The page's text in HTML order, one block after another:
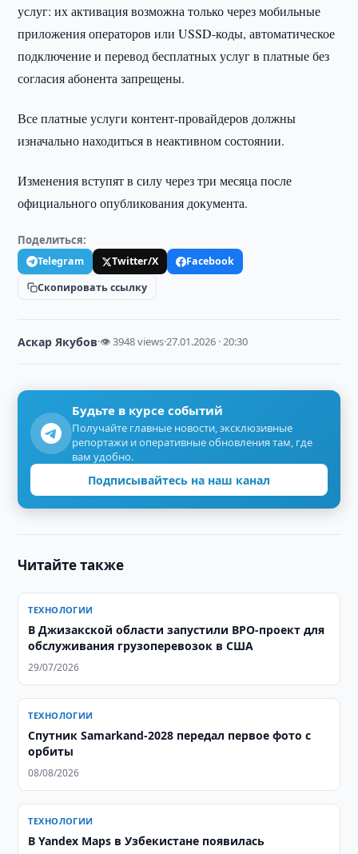
услуг: их активация возможна только через мобильные
приложения операторов или USSD-коды, автоматическое
подключение и перевод бесплатных услуг в платные без
согласия абонента запрещены.
Все платные услуги контент-провайдеров должны
изначально находиться в неактивном состоянии.
Изменения вступят в силу через три месяца после
официального опубликования документа.
Поделиться:
Telegram Twitter/X
Facebook
Скопировать ссылку
Аскар Якубов·👁 3948 views·27.01.2026 · 20:30
Будьте в курсе событий
Получайте главные новости, эксклюзивные
репортажи и оперативные обновления там, где
вам удобно.
Подписывайтесь на наш канал
Читайте также
ТЕХНОЛОГИИ
В Джизакской области запустили BPO-проект для
обслуживания грузоперевозок в США
29/07/2026
ТЕХНОЛОГИИ
Спутник Samarkand-2028 передал первое фото с
орбиты
08/08/2026
ТЕХНОЛОГИИ
В Yandex Maps в Узбекистане появилась